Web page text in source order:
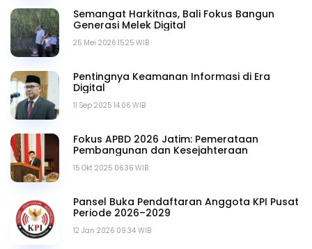
25 Mei 2026 15.25 WIB
Semangat Harkitnas, Bali Fokus Bangun
Generasi Melek Digital
11 Sep 2025 14.06 WIB
Pentingnya Keamanan Informasi di Era
Digital
15 Okt 2025 06.36 WIB
Fokus APBD 2026 Jatim: Pemerataan
Pembangunan dan Kesejahteraan
12 Jan 2026 09.34 WIB
Pansel Buka Pendaftaran Anggota KPI Pusat
Periode 2026–2029